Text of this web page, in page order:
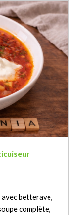
avec betterave,
complète,